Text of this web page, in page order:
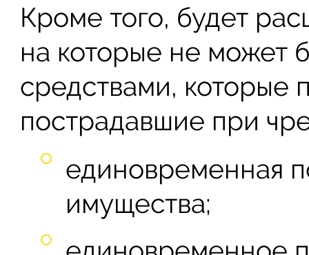
Кроме того, будет
на которые не может
средствами, которые
пострадавшие при
единовременная
имущества;